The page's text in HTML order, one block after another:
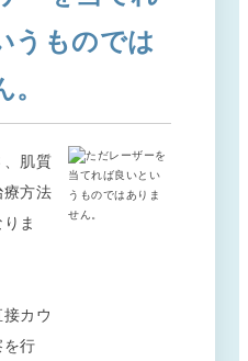
うものでは
、肌質
療方法
ま
カウ
を行